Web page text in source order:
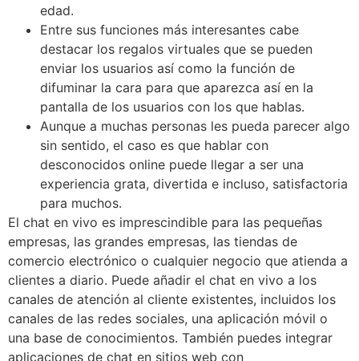
edad.
Entre sus funciones más interesantes cabe
destacar los regalos virtuales que se pueden
enviar los usuarios así como la función de
difuminar la cara para que aparezca así en la
pantalla de los usuarios con los que hablas.
Aunque a muchas personas les pueda parecer algo
sin sentido, el caso es que hablar con
desconocidos online puede llegar a ser una
experiencia grata, divertida e incluso, satisfactoria
para muchos.
El chat en vivo es imprescindible para las pequeñas
empresas, las grandes empresas, las tiendas de
comercio electrónico o cualquier negocio que atienda a
clientes a diario. Puede añadir el chat en vivo a los
canales de atención al cliente existentes, incluidos los
canales de las redes sociales, una aplicación móvil o
una base de conocimientos. También puedes integrar
aplicaciones de chat en sitios web con